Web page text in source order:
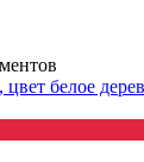
белое